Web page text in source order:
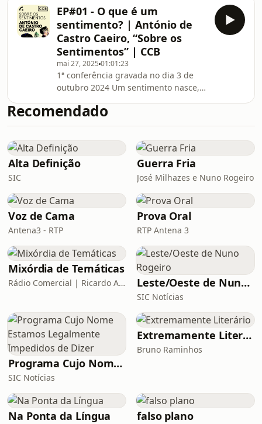
especialistas como de nós próprio
através de uma pessoa ou de uma
circunstância, alegrando-nos ou
entristecendo-nos. Mas não só
provoca impressões: também nos faz
compreender quem somos. Nenhum
sentimento é cego: faz ver e admite
várias interpretações, tanto de
especialistas como de nós próprios
EP#01 - O que é um
sentimento? | António de
Castro Caeiro, “Sobre os
Sentimentos” | CCB
mai 27, 2025 01:01:23
1ª conferência gravada no dia 3 de
outubro 2024 Um sentimento nasce,
sentimento? Ele afeta-nos, seja
através de uma pessoa ou de uma
entristecendo-nos. Mas não só
provoca impressões: também nos faz
compreender quem somos. Nenhum
sentimento é cego: faz ver e admite
várias interpretações, tanto de
especialistas como de nós próprios.
Recomendado
Alta Definição
SIC
Guerra Fria
José Milhazes e Nuno Rogeiro
Voz de Cama
Antena3 - RTP
Prova Oral
RTP Antena 3
Mixórdia de Temáticas
Rádio Comercial | Ricardo Araújo Pereira Leste/Oeste de Nuno Rogeiro
SIC Notícias
Programa Cujo Nome Estamos Legalmente Impedidos de Dizer
SIC Notícias
Extremamente Literário
Bruno Raminhos
Na Ponta da Língua falso plano